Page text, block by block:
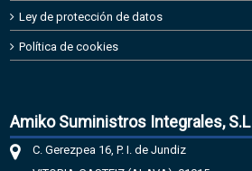
Ley de protección de datos
Política de cookies
Amiko Suministros Integrales, S.L
C. Gerezpea 16, P. I. de Jundiz